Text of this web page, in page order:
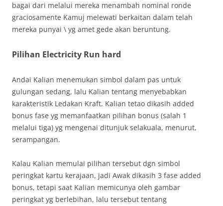
bagai dari melalui mereka menambah nominal ronde
graciosamente Kamuj melewati berkaitan dalam telah
mereka punyai \ yg amet gede akan beruntung.
Pilihan Electricity Run hard
Andai Kalian menemukan simbol dalam pas untuk
gulungan sedang, lalu Kalian tentang menyebabkan
karakteristik Ledakan Kraft. Kalian tetao dikasih added
bonus fase yg memanfaatkan pilihan bonus (salah 1
melalui tiga) yg mengenai ditunjuk selakuala, menurut,
serampangan.
Kalau Kalian memulai pilihan tersebut dgn simbol
peringkat kartu kerajaan, jadi Awak dikasih 3 fase added
bonus, tetapi saat Kalian memicunya oleh gambar
peringkat yg berlebihan, lalu tersebut tentang